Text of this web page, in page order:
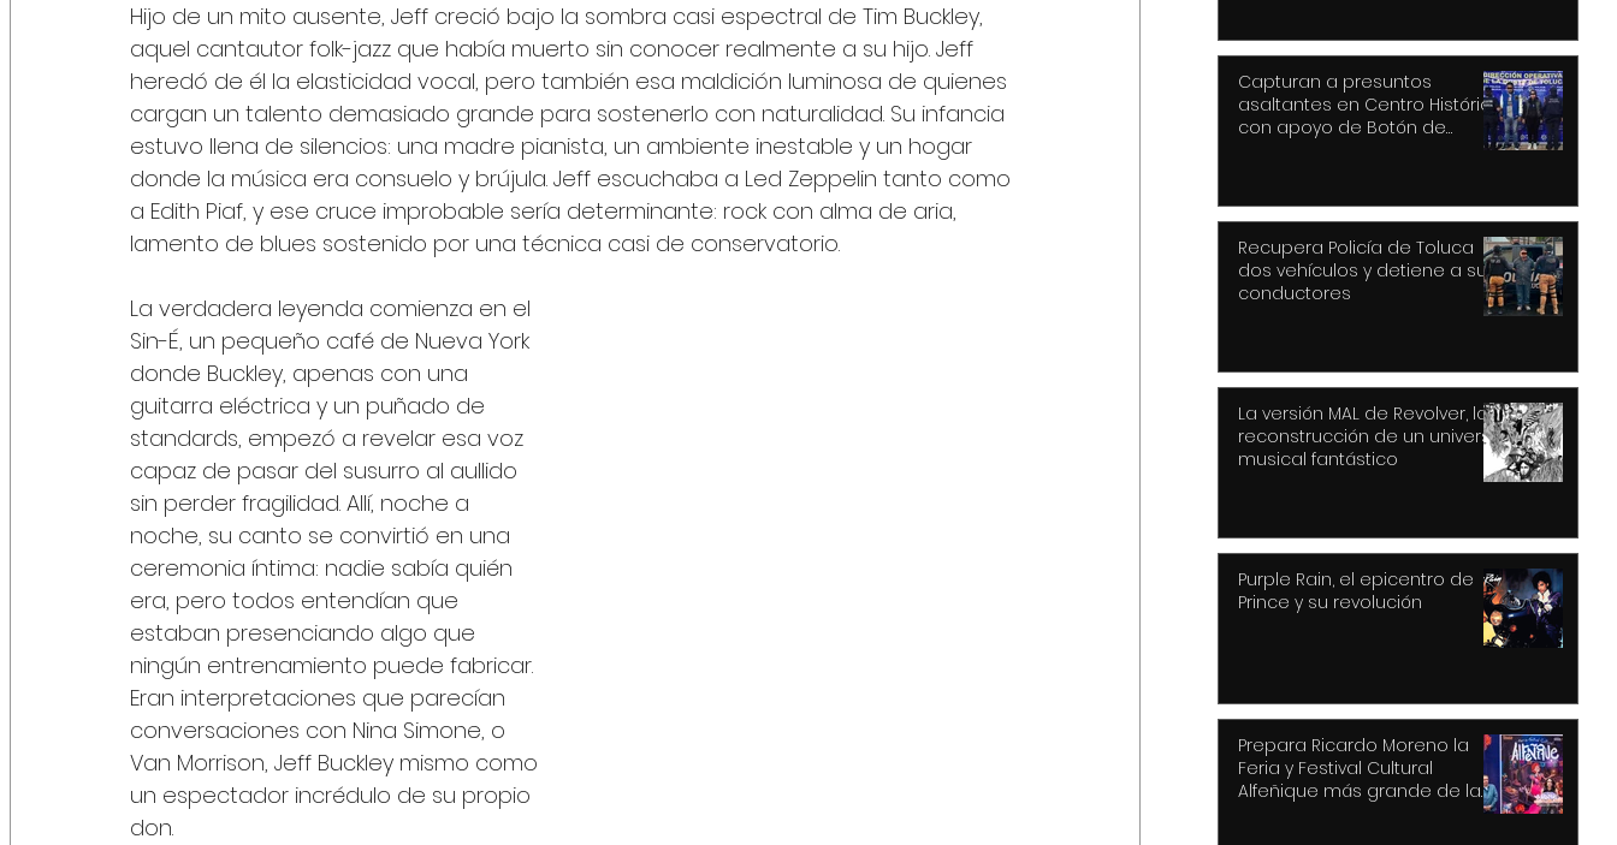
Hijo de un mito ausente, Jeff creció bajo la sombra casi espectral de Tim Buckley,
aquel cantautor folk-jazz que había muerto sin conocer realmente a su hijo. Jeff
heredó de él la elasticidad vocal, pero también esa maldición luminosa de quienes
cargan un talento demasiado grande para sostenerlo con naturalidad. Su infancia
estuvo llena de silencios: una madre pianista, un ambiente inestable y un hogar
donde la música era consuelo y brújula. Jeff escuchaba a Led Zeppelin tanto como
a Edith Piaf, y ese cruce improbable sería determinante: rock con alma de aria,
lamento de blues sostenido por una técnica casi de conservatorio.
La verdadera leyenda comienza en el
Sin-É, un pequeño café de Nueva York
donde Buckley, apenas con una
guitarra eléctrica y un puñado de
standards, empezó a revelar esa voz
capaz de pasar del susurro al aullido
sin perder fragilidad. Allí, noche a
noche, su canto se convirtió en una
ceremonia íntima: nadie sabía quién
era, pero todos entendían que
estaban presenciando algo que
ningún entrenamiento puede fabricar.
Eran interpretaciones que parecían
conversaciones con Nina Simone, o
Van Morrison, Jeff Buckley mismo como
un espectador incrédulo de su propio
don.
Capturan a presuntos
asaltantes en Centro Histórico
con apoyo de Botón de
Recupera Policía de Toluca
dos vehículos y detiene a sus
conductores
La versión MAL de Revolver, la
reconstrucción de un universo
musical fantástico
Purple Rain, el epicentro de
Prince y su revolución
Prepara Ricardo Moreno la
Feria y Festival Cultural
Alfeñique más grande de la